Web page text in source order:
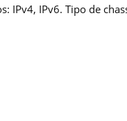
IPv4, IPv6. Tipo de